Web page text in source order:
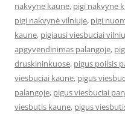
nakvyne kaune, pigi nakvyne
pigi nakvynė vilniuje, pigi
kaune, pigiausi viesbuciai
apgyvendinimas palangoje,
druskininkuose, pigus poilsis
viesbuciai kaune, pigus
palangoje, pigus viesbuciai
viesbutis kaune, pigus